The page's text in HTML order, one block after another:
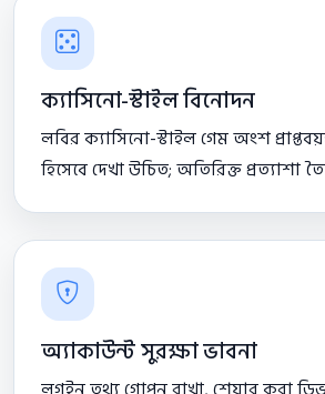
ক্যাসিনো-স্টাইল বিনোদন
লবির ক্যাসিনো-স্টাইল গেম অংশ
হিসেবে দেখা উচিত; অতিরিক্ত প্রত্যাশা
অ্যাকাউন্ট সুরক্ষা ভাবনা